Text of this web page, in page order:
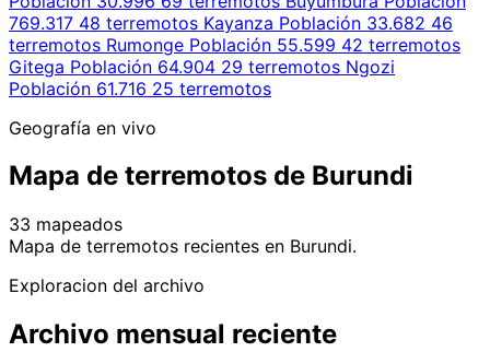
769.317 48 terremotos Kayanza Población 33.682 46
terremotos Rumonge Población 55.599 42 terremotos
Gitega Población 64.904 29 terremotos Ngozi
Población 61.716 25 terremotos
Geografía en vivo
Mapa de terremotos de Burundi
33 mapeados
+
−
Mapa de terremotos recientes en Burundi.
Exploracion del archivo
Archivo mensual reciente